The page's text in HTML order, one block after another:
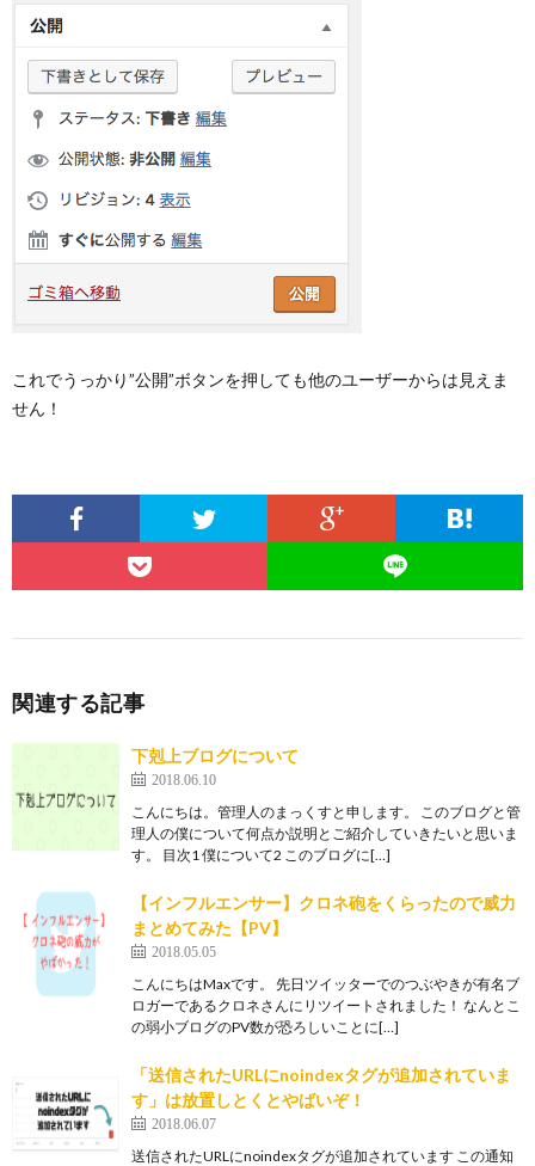
これでうっかり”公開”ボタンを押しても他のユーザーからは見えま
せん！
関連する記事
下剋上ブログについて
2018.06.10
こんにちは。管理人のまっくすと申します。 このブログと管
理人の僕について何点か説明とご紹介していきたいと思いま
す。 目次1 僕について2 このブログに[…]
【インフルエンサー】クロネ砲をくらったので威力
まとめてみた【PV】
2018.05.05
こんにちはMaxです。 先日ツイッターでのつぶやきが有名ブ
ロガーであるクロネさんにリツイートされました！ なんとこ
の弱小ブログのPV数が恐ろしいことに[…]
「送信されたURLにnoindexタグが追加されていま
す」は放置しとくとやばいぞ！
2018.06.07
送信されたURLにnoindexタグが追加されています この通知